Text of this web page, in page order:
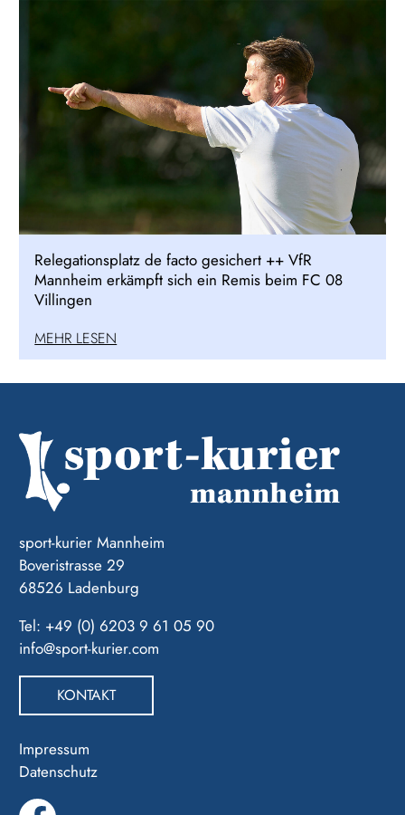
Relegationsplatz de facto gesichert ++ VfR
Mannheim erkämpft sich ein Remis beim FC 08
Villingen
MEHR LESEN
sport-kurier Mannheim
Boveristrasse 29
68526 Ladenburg
Tel: +49 (0) 6203 9 61 05 90
info@sport-kurier.com
KONTAKT
Impressum
Datenschutz